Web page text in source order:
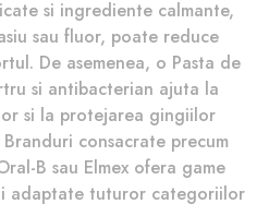
si ingrediente calmante,
sau fluor, poate reduce
De asemenea, o Pasta de
si antibacterian ajuta la
si la protejarea gingiilor
consacrate precum
B sau Elmex ofera game
adaptate tuturor categoriilor